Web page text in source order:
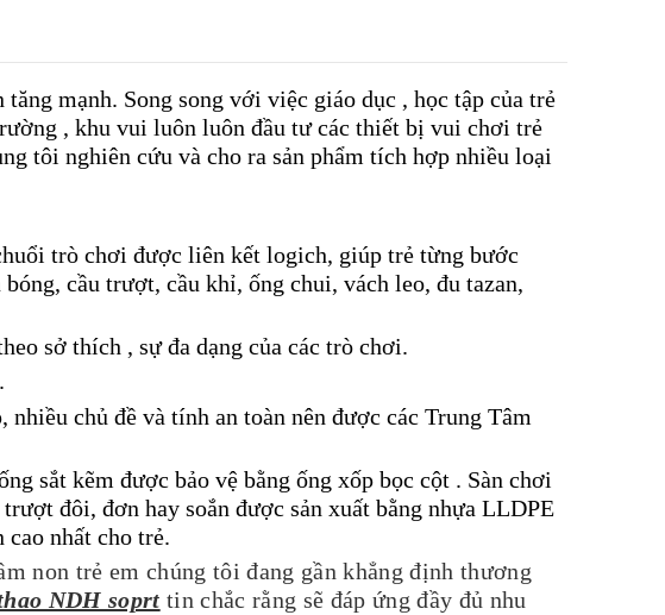
mạnh. Song song với việc giáo dục , học tập của trẻ
, khu vui luôn luôn đầu tư các thiết bị vui chơi trẻ
tôi nghiên cứu và cho ra sản phẩm tích hợp nhiều loại
trò chơi được liên kết logich, giúp trẻ từng bước
cầu trượt, cầu khỉ, ống chui, vách leo, đu tazan,
sở thích , sự đa dạng của các trò chơi.
chủ đề và tính an toàn nên được các Trung Tâm
sắt kẽm được bảo vệ bằng ống xốp bọc cột . Sàn chơi
đôi, đơn hay soắn được sản xuất bằng nhựa LLDPE
nhất cho trẻ.
non trẻ em chúng tôi đang gần khẳng định thương
NDH soprt tin chắc rằng sẽ đáp ứng đầy đủ nhu